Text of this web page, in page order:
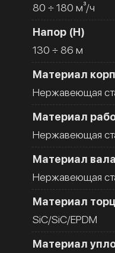
80 ÷ 180 м³/ч
Напор (H)
130 ÷ 86 м
Материал
Нержавеющая
Материал
Нержавеющая
Материал
Нержавеющая
Материал
SiC/SiC/EPDM
Материал